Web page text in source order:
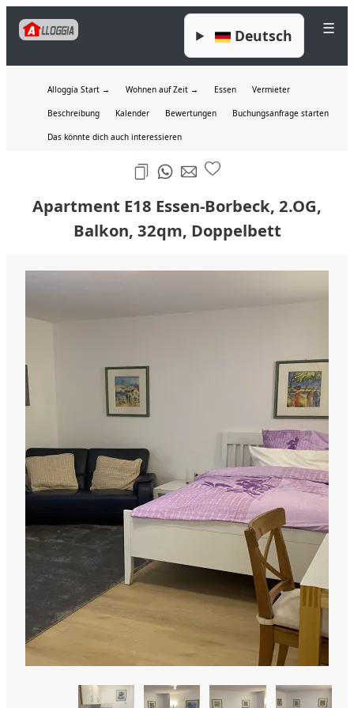
☰
Deutsch
Alloggia Start → Wohnen auf Zeit → Essen Vermieter
Beschreibung Kalender Bewertungen Buchungsanfrage starten
Das könnte dich auch interessieren
Apartment E18 Essen-Borbeck, 2.OG,
Balkon, 32qm, Doppelbett